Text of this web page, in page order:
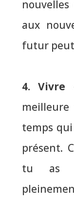
nouvelles
aux
futur
4. Vivre
temps
présent.
tu as